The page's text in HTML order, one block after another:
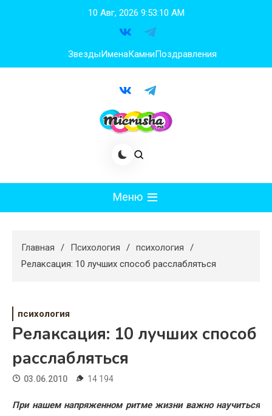
10 Авг, 2026 9:53:11 AM
ЗвездыИменаКамниПоздравления
Меню
Худеем
Свадьба
Дом
Жизнь
Хобби
Главная Психология
психология
Релаксация: 10 лучших способ расслабляться
психология
Релаксация: 10 лучших способ
расслабляться
03.06.2010 14 194
При нашем напряженном ритме жизни важно научиться